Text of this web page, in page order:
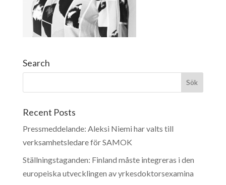
Search
Recent Posts
Pressmeddelande: Aleksi Niemi har valts till
verksamhetsledare för SAMOK
Ställningstaganden: Finland måste integreras i den
europeiska utvecklingen av yrkesdoktorsexamina